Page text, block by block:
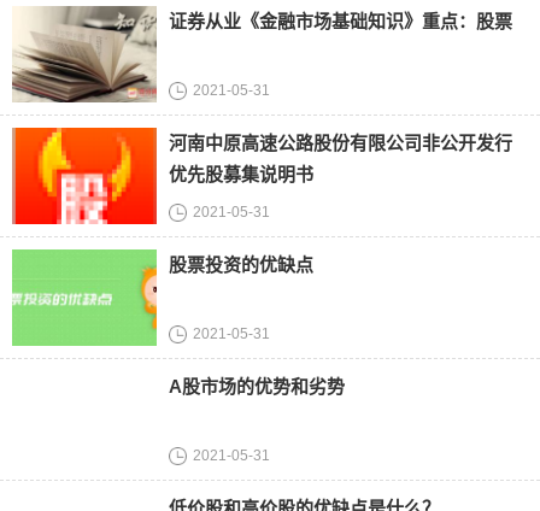
证券从业《金融市场基础知识》重点：股票
2021-05-31
河南中原高速公路股份有限公司非公开发行
优先股募集说明书
2021-05-31
股票投资的优缺点
2021-05-31
A股市场的优势和劣势
2021-05-31